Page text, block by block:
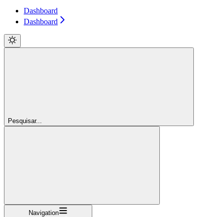
Dashboard
Dashboard
Pesquisar...
Navigation